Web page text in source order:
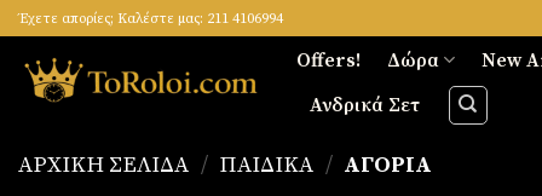
Skip
to
content
Έχετε απορίες; Καλέστε μας: 211 4106994
Offers! Δώρα New
Ανδρικά Σετ
ΑΡΧΙΚΉ ΣΕΛΊΔΑ / ΠΑΙΔΙΚΆ / ΑΓΌΡΙΑ